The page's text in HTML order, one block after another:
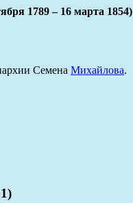
1789 – 16 марта 1854)
Семена Михайлова.